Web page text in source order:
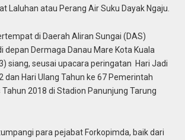
Laluhan atau Perang Air Suku Dayak Ngaju.
di Daerah Aliran Sungai (DAS)
depan Dermaga Danau Mare Kota Kuala
siang, seusai upacara peringatan Hari Jadi
dan Hari Ulang Tahun ke 67 Pemerintah
Tahun 2018 di Stadion Panunjung Tarung
para pejabat Forkopimda, baik dari